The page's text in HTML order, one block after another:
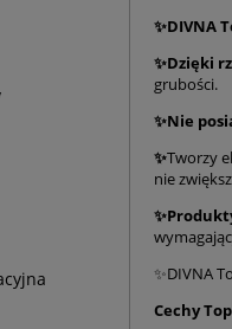
✨DIVNA
✨Dzięki
grubości.
✨Nie
✨Tworzy
nie
✨DIVNA
Cechy